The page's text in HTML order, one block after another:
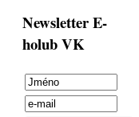
Newsletter E-
holub VK